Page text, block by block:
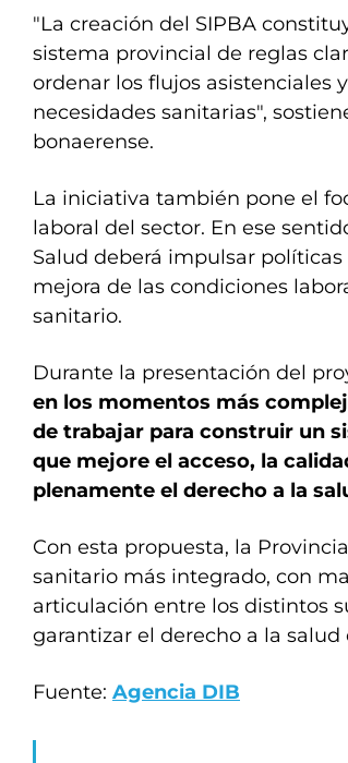
"La creación del SIPBA
sistema provincial de reglas
ordenar los flujos asistenciales
necesidades sanitarias",
bonaerense.
La iniciativa también pone el
laboral del sector. En ese
Salud deberá impulsar
mejora de las condiciones
sanitario.
Durante la presentación del
en los momentos más
de trabajar para construir un
que mejore el acceso, la
plenamente el derecho a la
Con esta propuesta, la
sanitario más integrado, con
articulación entre los distintos
garantizar el derecho a la
Fuente: Agencia DIB